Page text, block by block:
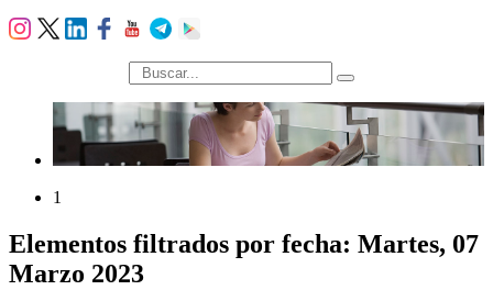
búsqueda
1
Elementos filtrados por fecha: Martes, 07
Marzo 2023